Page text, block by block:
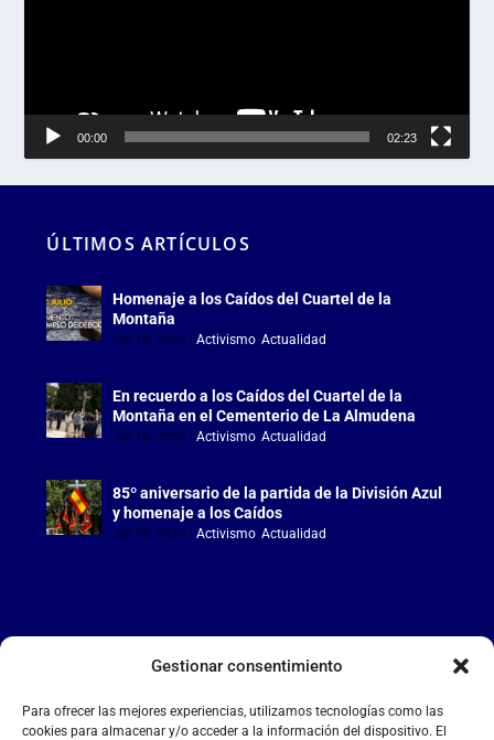
Gestionar consentimiento
Para ofrecer las mejores experiencias, utilizamos tecnologías como las
cookies para almacenar y/o acceder a la información del dispositivo. El
00:00 02:23
ÚLTIMOS ARTÍCULOS
Homenaje a los Caídos del Cuartel de la
Montaña
Jul 18, 2026 |Activismo,Actualidad
En recuerdo a los Caídos del Cuartel de la
Montaña en el Cementerio de La Almudena
Jul 18, 2026 |Activismo,Actualidad
85º aniversario de la partida de la División Azul
y homenaje a los Caídos
Jul 15, 2026 |Activismo,Actualidad
LA FALANGE
Reproductor